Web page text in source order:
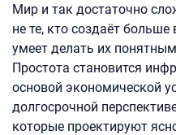
Мир и так достаточно
не те, кто создаёт больше
умеет делать их
Простота становится
основой экономической
долгосрочной
которые проектируют